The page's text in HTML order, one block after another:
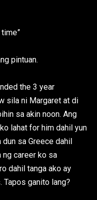
pintuan.
the 3 year
sila ni Margaret at di
sa akin noon. Ang
lahat for him dahil yun
sa Greece dahil
ng career ko sa
dahil tanga ako ay
Tapos ganito lang?